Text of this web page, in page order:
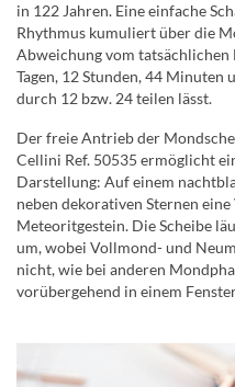
in 122 Jahren. Eine einfache
Rhythmus kumuliert über die
Abweichung vom tatsächlichen
Tagen, 12 Stunden, 44 Minuten
durch 12 bzw. 24 teilen lässt.
Der freie Antrieb der
Cellini Ref. 50535 ermöglicht
Darstellung: Auf einem
neben dekorativen Sternen
Meteoritgestein. Die Scheibe
um, wobei Vollmond- und
nicht, wie bei anderen
vorübergehend in einem